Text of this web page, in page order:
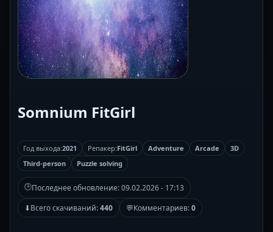
Somnium FitGirl
Год выхода:2021 Репакер:FitGirl Adventure Arcade
3D
Third-person
Puzzle solving
🕒Последнее обновление:09.02.2026 - 17:13
⬇Всего скачиваний:440 💬Комментариев:0